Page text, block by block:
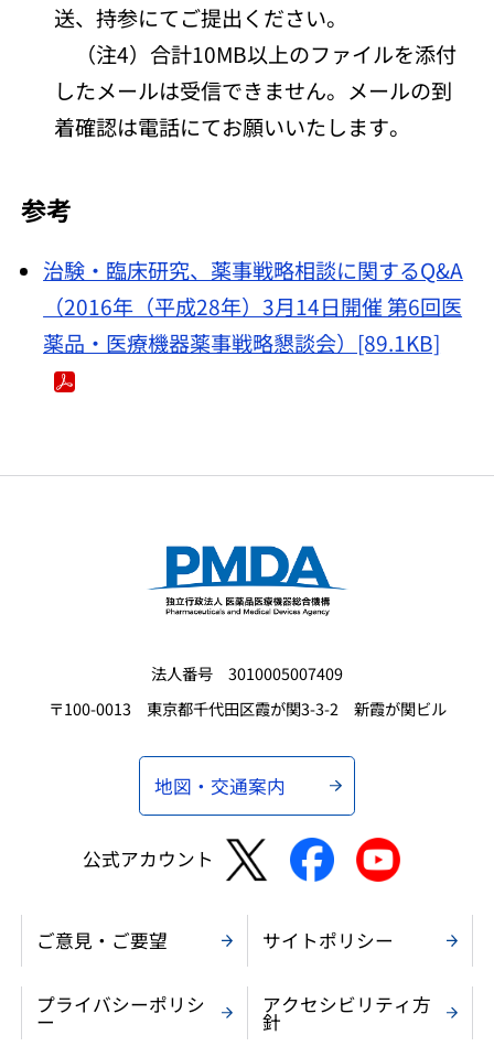
送、持参にてご提出ください。
（注4）合計10MB以上のファイルを添付
したメールは受信できません。メールの到
着確認は電話にてお願いいたします。
参考
治験・臨床研究、薬事戦略相談に関するQ&A
（2016年（平成28年）3月14日開催 第6回医
薬品・医療機器薬事戦略懇談会）[89.1KB]
法人番号 3010005007409
〒100-0013 東京都千代田区霞が関3-3-2 新霞が関ビル
地図・交通案内
公式アカウント
ご意見・ご要望 サイトポリシー
プライバシーポリシ
ー
アクセシビリティ方
針